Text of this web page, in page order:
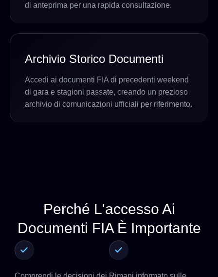
di anteprima per una rapida consultazione.
Archivio Storico Documenti
Accedi ai documenti FIA di precedenti weekend
di gara e stagioni passate, creando un prezioso
archivio di comunicazioni ufficiali per riferimento.
Perché L'accesso Ai
Documenti FIA È Importante